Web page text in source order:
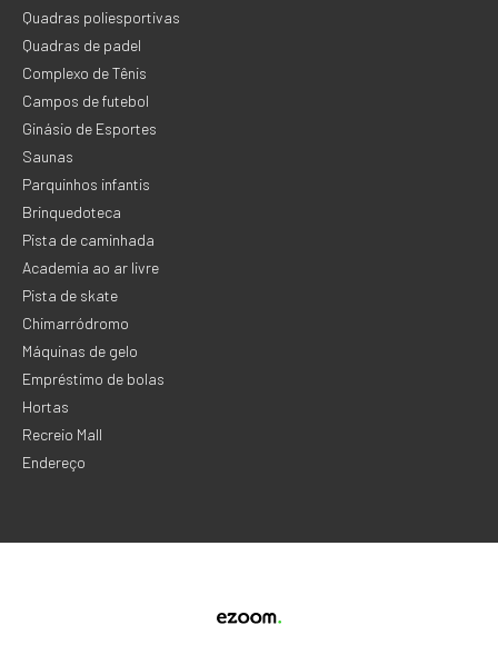
Quadras poliesportivas
Quadras de padel
Complexo de Tênis
Campos de futebol
Ginásio de Esportes
Saunas
Parquinhos infantis
Brinquedoteca
Pista de caminhada
Academia ao ar livre
Pista de skate
Chimarródromo
Máquinas de gelo
Empréstimo de bolas
Hortas
Recreio Mall
Endereço